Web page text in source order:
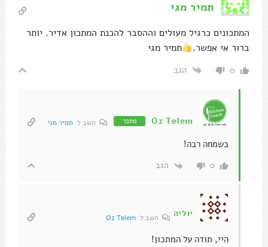
תמיר מגי
המתכונים כרגיל מעולים וההסבר להכנת המתכון אדיר. יותר
ברור אי אפשר.
תמיר מגי
0 הגב
Oz Telem מחבר השב ל תמיר מגי
בשמחה רבה!
0 הגב
יוליה השב לOz Telem
היי, תודה על המתכון!